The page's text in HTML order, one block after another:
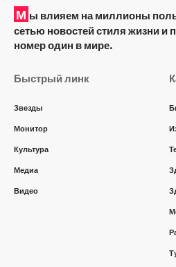
М ы влияем на миллионы
сетью новостей стиля жизни и
номер один в мире.
Быстрый линк
Звезды
Монитор
Культура
Медиа
Видео